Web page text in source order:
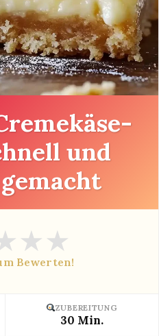
und
★★
Bewerten!
ZUBEREITUNG
30 Min.